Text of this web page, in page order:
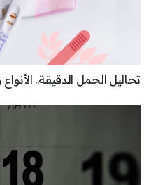
تحاليل الحمل الدقيقة..